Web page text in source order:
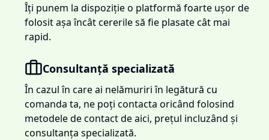
Îți punem la dispoziție o platformă foarte ușor de
folosit așa încât cererile să fie plasate cât mai
rapid.
Consultanță specializată
În cazul în care ai nelămuriri în legătură cu
comanda ta, ne poți contacta oricând folosind
metodele de contact de aici, prețul incluzând și
consultanța specializată.